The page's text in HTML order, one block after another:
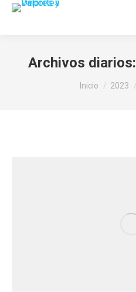
Archivos diarios:
Estás aquí:
Inicio 2023